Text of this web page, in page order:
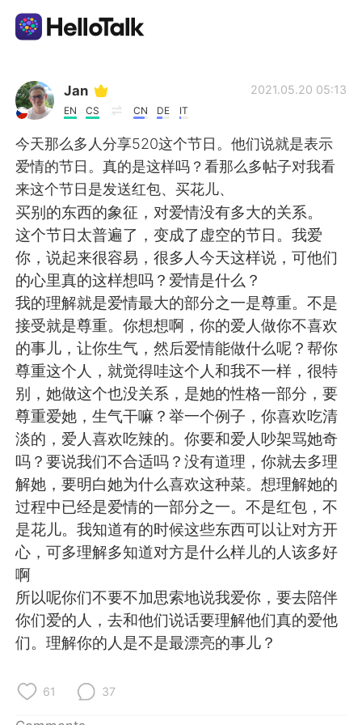
Language Exchange App
AI Grammar Checker
English
简体中文 繁體中文
Español العربية
Français Deutsch
日本語 한국어
Русский ไทย
Indonesia Italiano
Türkçe Tiếng Việt
Português
Jan
EN CS CN DE IT
2021.05.20 05:13
今天那么多人分享520这个节日。他们说就是表示
爱情的节日。真的是这样吗？看那么多帖子对我看
来这个节日是发送红包、买花儿、
买别的东西的象征，对爱情没有多大的关系。
这个节日太普遍了，变成了虚空的节日。我爱
你，说起来很容易，很多人今天这样说，可他们
的心里真的这样想吗？爱情是什么？
我的理解就是爱情最大的部分之一是尊重。不是
接受就是尊重。你想想啊，你的爱人做你不喜欢
的事儿，让你生气，然后爱情能做什么呢？帮你
尊重这个人，就觉得哇这个人和我不一样，很特
别，她做这个也没关系，是她的性格一部分，要
尊重爱她，生气干嘛？举一个例子，你喜欢吃清
淡的，爱人喜欢吃辣的。你要和爱人吵架骂她奇
吗？要说我们不合适吗？没有道理，你就去多理
解她，要明白她为什么喜欢这种菜。想理解她的
过程中已经是爱情的一部分之一。不是红包，不
是花儿。我知道有的时候这些东西可以让对方开
心，可多理解多知道对方是什么样儿的人该多好
啊
所以呢你们不要不加思索地说我爱你，要去陪伴
你们爱的人，去和他们说话要理解他们真的爱他
们。理解你的人是不是最漂亮的事儿？
61 37